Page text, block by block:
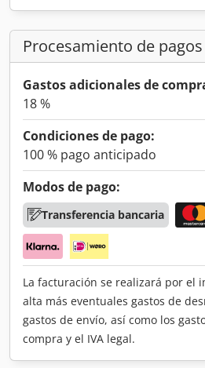
Procesamiento de pagos
Gastos adicionales de
18 %
Condiciones de pago:
100 % pago anticipado
Modos de pago:
Transferencia bancaria
La facturación se realizará por el
alta más eventuales gastos de
gastos de envío, así como los
compra y el IVA legal.